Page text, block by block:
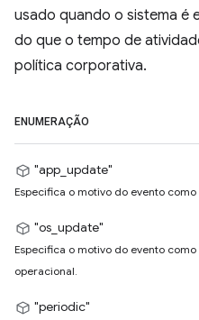
usado quando o sistema é
do que o tempo de
política corporativa.
ENUMERAÇÃO
"app_update"
Especifica o motivo do evento
"os_update"
Especifica o motivo do evento
operacional.
"periodic"